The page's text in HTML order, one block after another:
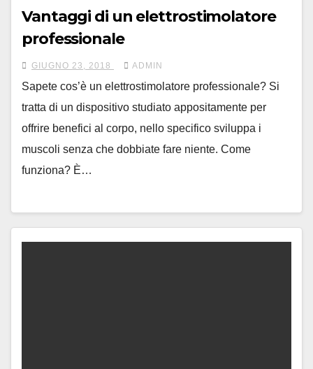
Vantaggi di un elettrostimolatore
professionale
GIUGNO 23, 2018 ADMIN
Sapete cos’è un elettrostimolatore professionale? Si
tratta di un dispositivo studiato appositamente per
offrire benefici al corpo, nello specifico sviluppa i
muscoli senza che dobbiate fare niente. Come
funziona? È…